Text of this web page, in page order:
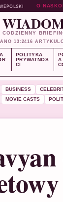
POLSKI O NAS
CODZIENNY
13:2416
POLITYKA
PRYWATNOS
CI
A
BUSINESS
MOVIE CASTS